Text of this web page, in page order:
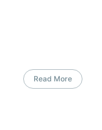
Read More